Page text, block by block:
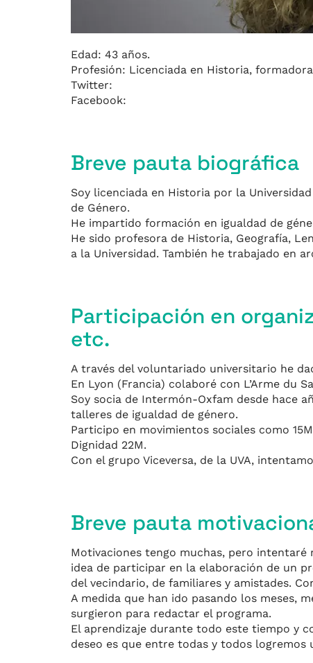
Edad: 43 años.
Profesión: Licenciada en Historia,
Twitter:
Facebook:
Breve pauta biográfica
Soy licenciada en Historia por la
de Género.
He impartido formación en igualdad de
He sido profesora de Historia, Geografía,
a la Universidad. También he trabajado en
Participación en
etc.
A través del voluntariado universitario he
En Lyon (Francia) colaboré con L’Arme du
Soy socia de Intermón-Oxfam desde hace
talleres de igualdad de género.
Participo en movimientos sociales como
Dignidad 22M.
Con el grupo Viceversa, de la UVA,
Breve pauta
Motivaciones tengo muchas, pero
idea de participar en la elaboración de un
del vecindario, de familiares y amistades.
A medida que han ido pasando los meses,
surgieron para redactar el programa.
El aprendizaje durante todo este tiempo y
deseo es que entre todas y todos logremos